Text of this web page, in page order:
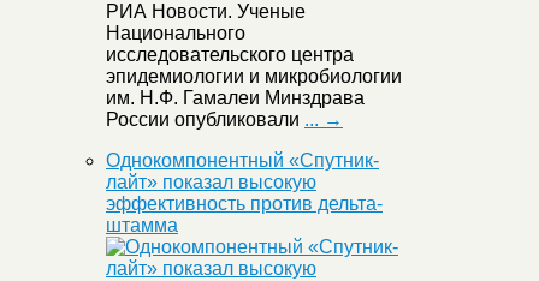
РИА Новости. Ученые
Национального
исследовательского центра
эпидемиологии и микробиологии
им. Н.Ф. Гамалеи Минздрава
России опубликовали ... →
Однокомпонентный «Спутник-
лайт» показал высокую
эффективность против дельта-
штамма